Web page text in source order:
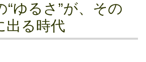
“ゆるさ”が、その
出る時代